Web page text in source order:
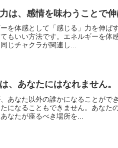
は、感情を味わうことで伸
を体感として「感じる」力を伸ば
もいい方法です。エネルギーを体
じチャクラが関連し...
、あなたにはなれません。
あなた以外の誰かになることがで
になることもできません。あなた
なたが座るべき場所を...